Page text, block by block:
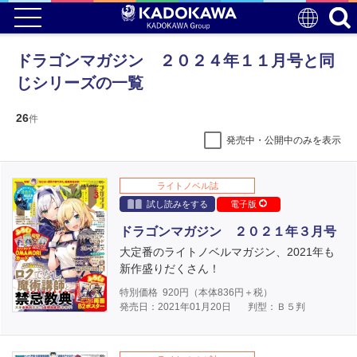
ドラゴンマガジン ２０２４年１１月号と同
じシリーズの一覧
26件
発売中・公開中のみを表示
ライトノベル誌
試し読みをする
電子版
ドラゴンマガジン ２０２１年３月号
大定番のライトノベルマガジン、2021年も
新作盛りだくさん！
特別価格 920円（本体836 円＋税）
発売日：2021年01月20日
判型：Ｂ５判